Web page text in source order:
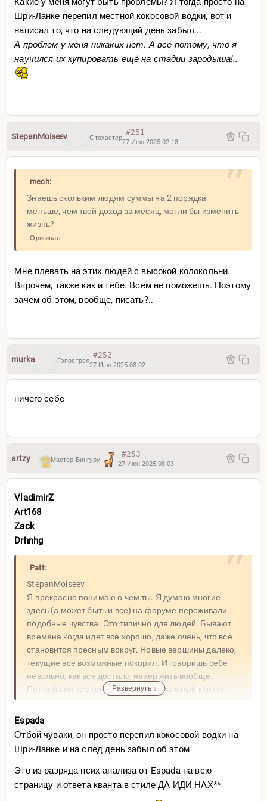
Шри-Ланке перепил местной кокосовой водки, вот и
написал то, что на следующий день забыл...
А проблем у меня никаких нет. А всё потому, что я
научился их купировать ещё на стадии зародыша!..
StepanMoiseev Стохастер
#251
27 Июн 2025 02:18
mech:
Знаешь скольким людям суммы на 2 порядка
меньше, чем твой доход за месяц, могли бы изменить
жизнь?
Оригинал
Мне плевать на этих людей с высокой колокольни.
Впрочем, также как и тебе. Всем не поможешь. Поэтому
зачем об этом, вообще, писать?..
murka Гэпострел
#252
27 Июн 2025 08:02
ничего себе
artzy Мастер Бингуру
#253
27 Июн 2025 08:03
VladimirZ
Art168
Zack
Drhnhg
Patt:
StepanMoiseev
Я прекрасно понимаю о чем ты. Я думаю многие
здесь (а может быть и все) на форуме переживали
подобные чувства. Это типично для людей. Бывают
времена когда идет все хорошо, даже очень, что все
становится пресным вокруг. Новые вершины далеко,
текущие все возможные покорил. И говоришь себе
невольно, как все достало, нахер жить вообще.
Полнейший темнейший экзистенциальный кризис.
меня свои. Но сводятся они к одной идее. Сама
В благоприятном, гармоничном случае это идея.
Идея чего либо достичь, сделать, получить, выстроить
и т.д (созидание) ее не придумаешь нарочно, она
сама в глубине души сидит. И возможность и угроза
Развернуть ↓
Espada
Отбой чуваки, он просто перепил кокосовой водки на
Шри-Ланке и на след день забыл об этом
Это из разряда псих анализа от Espada на всю
страницу и ответа кванта в стиле ДА ИДИ НАХ**